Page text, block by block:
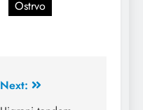
Ostrvo
Next: